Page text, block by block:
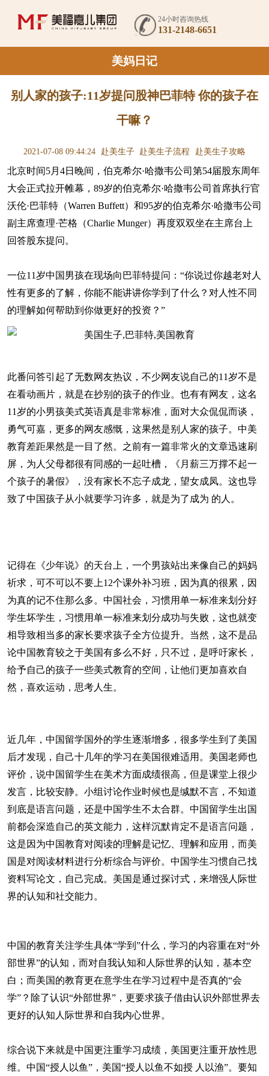
24小时咨询热线
131-2148-6651
美妈日记
别人家的孩子:11岁提问股神巴菲特 你的孩子在
干嘛？
2021-07-08 09:44:24 赴美生子 赴美生子流程 赴美生子攻略
北京时间5月4日晚间，伯克希尔·哈撒韦公司第54届股东周年
大会正式拉开帷幕，89岁的伯克希尔·哈撒韦公司首席执行官
沃伦·巴菲特（Warren Buffett）和95岁的伯克希尔·哈撒韦公司
副主席查理·芒格（Charlie Munger）再度双双坐在主席台上
回答股东提问。
一位11岁中国男孩在现场向巴菲特提问：“你说过你越老对人
性有更多的了解，你能不能讲讲你学到了什么？对人性不同
的理解如何帮助到你做更好的投资？”
此番问答引起了无数网友热议，不少网友说自己的11岁不是
在看动画片，就是在抄别的孩子的作业。也有有网友，这名
11岁的小男孩美式英语真是非常标准，面对大众侃侃而谈，
勇气可嘉，更多的网友感慨，这果然是别人家的孩子。中美
教育差距果然是一目了然。之前有一篇非常火的文章迅速刷
屏，为人父母都很有同感的一起吐槽，《月薪三万撑不起一
个孩子的暑假》，没有家长不忘子成龙，望女成凤。这也导
致了中国孩子从小就要学习许多，就是为了成为 的人。
记得在《少年说》的天台上，一个男孩站出来像自己的妈妈
祈求，可不可以不要上12个课外补习班，因为真的很累，因
为真的记不住那么多。中国社会，习惯用单一标准来划分好
学生坏学生，习惯用单一标准来划分成功与失败，这也就变
相导致相当多的家长要求孩子全方位提升。当然，这不是品
论中国教育较之于美国有多么不好，只不过，是呼吁家长，
给予自己的孩子一些美式教育的空间，让他们更加喜欢自
然，喜欢运动，思考人生。
近几年，中国留学国外的学生逐渐增多，很多学生到了美国
后才发现，自己十几年的学习在美国很难适用。美国老师也
评价，说中国留学生在美术方面成绩很高，但是课堂上很少
发言，比较安静。小组讨论作业时候也是缄默不言，不知道
到底是语言问题，还是中国学生不太合群。中国留学生出国
前都会深造自己的英文能力，这样沉默肯定不是语言问题，
这是因为中国教育对阅读的理解是记忆、理解和应用，而美
国是对阅读材料进行分析综合与评价。中国学生习惯自己找
资料写论文，自己完成。美国是通过探讨式，来增强人际世
界的认知和社交能力。
中国的教育关注学生具体“学到”什么，学习的内容重在对“外
部世界”的认知，而对自我认知和人际世界的认知，基本空
白；而美国的教育更在意学生在学习过程中是否真的“会
学”？除了认识“外部世界”，更要求孩子借由认识外部世界去
更好的认知人际世界和自我内心世界。
综合说下来就是中国更注重学习成绩，美国更注重开放性思
维。中国“授人以鱼”，美国“授人以鱼不如授 人以渔”。要知